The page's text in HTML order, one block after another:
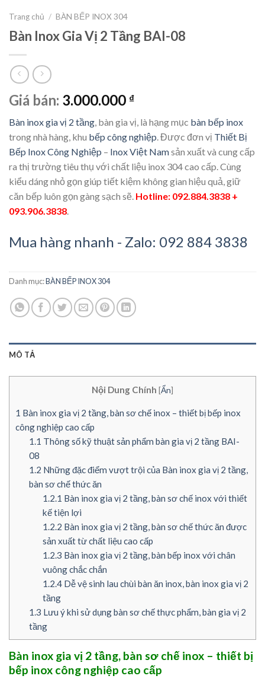
Trang chủ / BÀN BẾP INOX 304
Bàn Inox Gia Vị 2 Tầng BAI-08
Giá bán: 3.000.000 ₫
Bàn inox gia vị 2 tầng, bàn gia vị, là hạng mục bàn bếp inox
trong nhà hàng, khu bếp công nghiệp. Được đơn vị Thiết Bị
Bếp Inox Công Nghiệp – Inox Việt Namsản xuất và cung cấp
ra thị trường tiêu thụ với chất liệu inox 304 cao cấp. Cùng
kiểu dáng nhỏ gọn giúp tiết kiệm không gian hiệu quả, giữ
căn bếp luôn gọn gàng sạch sẽ. Hotline: 092.884.3838 +
093.906.3838.
Mua hàng nhanh - Zalo: 092 884 3838
Danh mục:BÀN BẾP INOX 304
MÔ TẢ
Nội Dung Chính [Ẩn]
1 Bàn inox gia vị 2 tầng, bàn sơ chế inox – thiết bị bếp inox
công nghiệp cao cấp
1.1 Thông số kỹ thuật sản phẩm bàn gia vị 2 tầng BAI-
08
1.2 Những đặc điểm vượt trội của Bàn inox gia vị 2 tầng,
bàn sơ chế thức ăn
1.2.1 Bàn inox gia vị 2 tầng, bàn sơ chế inox với thiết
kế tiện lợi
1.2.2 Bàn inox gia vị 2 tầng, bàn sơ chế thức ăn được
sản xuất từ chất liệu cao cấp
1.2.3 Bàn inox gia vị 2 tầng, bàn bếp inox với chân
vuông chắc chắn
1.2.4Dễ vệ sinh lau chùi bàn ăn inox, bàn inox gia vị 2
tầng
1.3 Lưu ý khi sử dụng bàn sơ chế thực phẩm, bàn gia vị 2
tầng
Bàn inox gia vị 2 tầng, bàn sơ chế inox – thiết bị
bếp inox công nghiệp cao cấp